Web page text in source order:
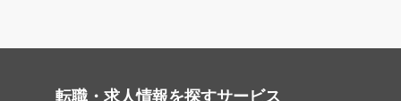
転職・求人情報を探すサービス